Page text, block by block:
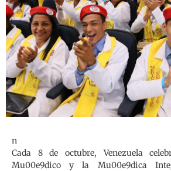
n
Cada 8 de octubre, Venezuela
Mu00e9dico y la Mu00e9dica